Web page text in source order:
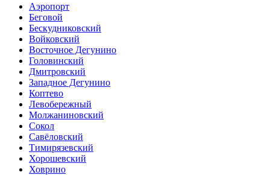
Аэропорт
Беговой
Бескудниковский
Войковский
Восточное Дегунино
Головинский
Дмитровский
Западное Дегунино
Коптево
Левобережный
Молжаниновский
Сокол
Савёловский
Тимирязевский
Хорошевский
Ховрино